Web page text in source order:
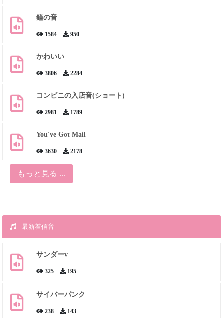
鐘の音
1584 950
かわいい
3806 2284
コンビニの入店音(ショート)
2981 1789
You've Got Mail
3630 2178
もっと見る ...
最新着信音
サンダーv
325 195
サイバーパンク
238 143